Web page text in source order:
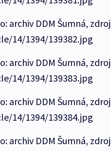
archiv DDM Šumná,
14/1394/139382.jpg
archiv DDM Šumná,
14/1394/139383.jpg
archiv DDM Šumná,
14/1394/139384.jpg
archiv DDM Šumná,